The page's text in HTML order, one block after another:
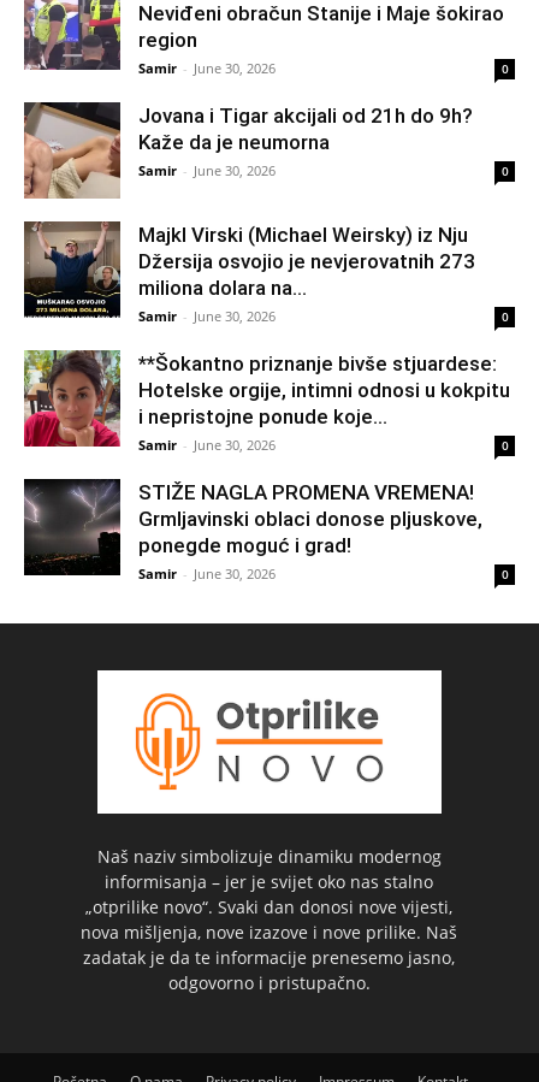
Neviđeni obračun Stanije i Maje šokirao
region
Samir - June 30, 2026 0
Jovana i Tigar akcijali od 21h do 9h?
Kaže da je neumorna
Samir - June 30, 2026 0
Majkl Virski (Michael Weirsky) iz Nju
Džersija osvojio je nevjerovatnih 273
miliona dolara na...
Samir - June 30, 2026 0
**Šokantno priznanje bivše stjuardese:
Hotelske orgije, intimni odnosi u kokpitu
i nepristojne ponude koje...
Samir - June 30, 2026 0
STIŽE NAGLA PROMENA VREMENA!
Grmljavinski oblaci donose pljuskove,
ponegde moguć i grad!
Samir - June 30, 2026 0
Naš naziv simbolizuje dinamiku modernog
informisanja – jer je svijet oko nas stalno
„otprilike novo“. Svaki dan donosi nove vijesti,
nova mišljenja, nove izazove i nove prilike. Naš
zadatak je da te informacije prenesemo jasno,
odgovorno i pristupačno.